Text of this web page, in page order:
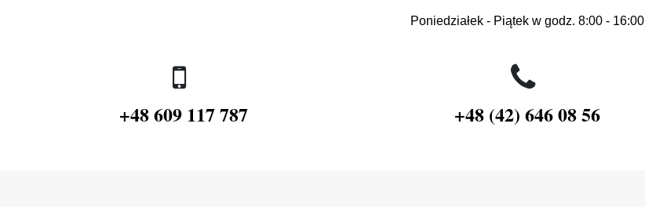
Poniedziałek - Piątek w godz. 8:00 - 16:00
+48 609 117 787 +48 (42) 646 08 56